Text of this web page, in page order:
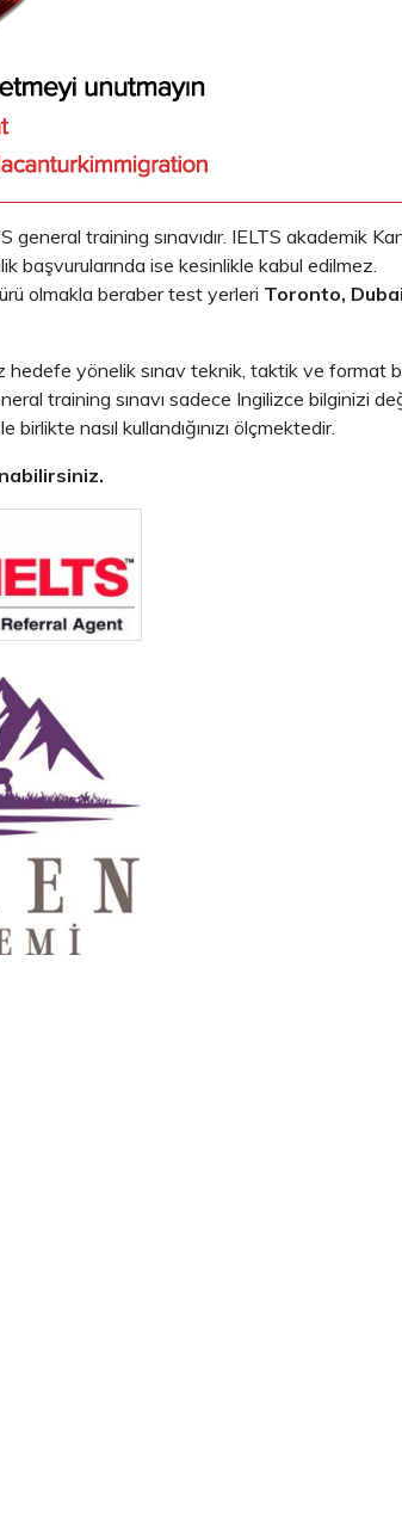
training sınavıdır. IELTS akademik
başvurularında ise kesinlikle kabul edilmez.
olmakla beraber test yerleri Toronto,
hedefe yönelik sınav teknik, taktik ve format
training sınavı sadece Ingilizce bilginizi
nasıl kullandığınızı ölçmektedir.